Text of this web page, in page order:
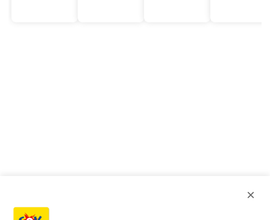
×